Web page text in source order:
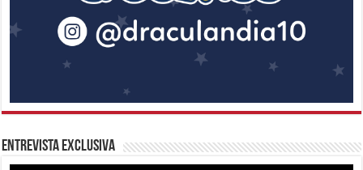
Entrevista Exclusiva